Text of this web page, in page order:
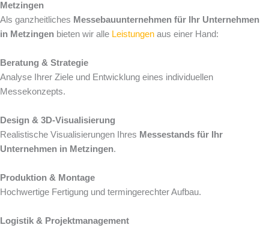
Metzingen
Als ganzheitliches Messebauunternehmen für Ihr Unternehmen
in Metzingen bieten wir alle Leistungen aus einer Hand:
Beratung & Strategie
Analyse Ihrer Ziele und Entwicklung eines individuellen
Messekonzepts.
Design & 3D-Visualisierung
Realistische Visualisierungen Ihres Messestands für Ihr
Unternehmen in Metzingen.
Produktion & Montage
Hochwertige Fertigung und termingerechter Aufbau.
Logistik & Projektmanagement